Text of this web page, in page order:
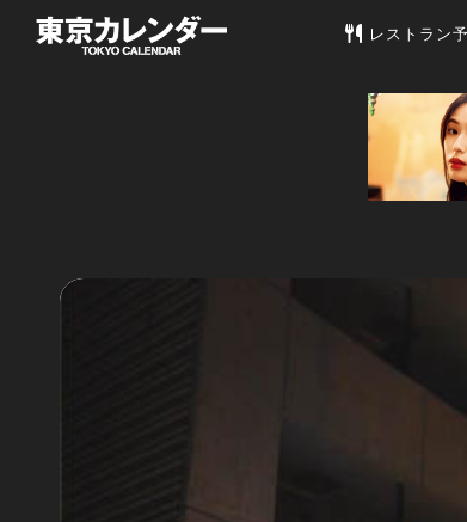
東京カレンダ
レストラン